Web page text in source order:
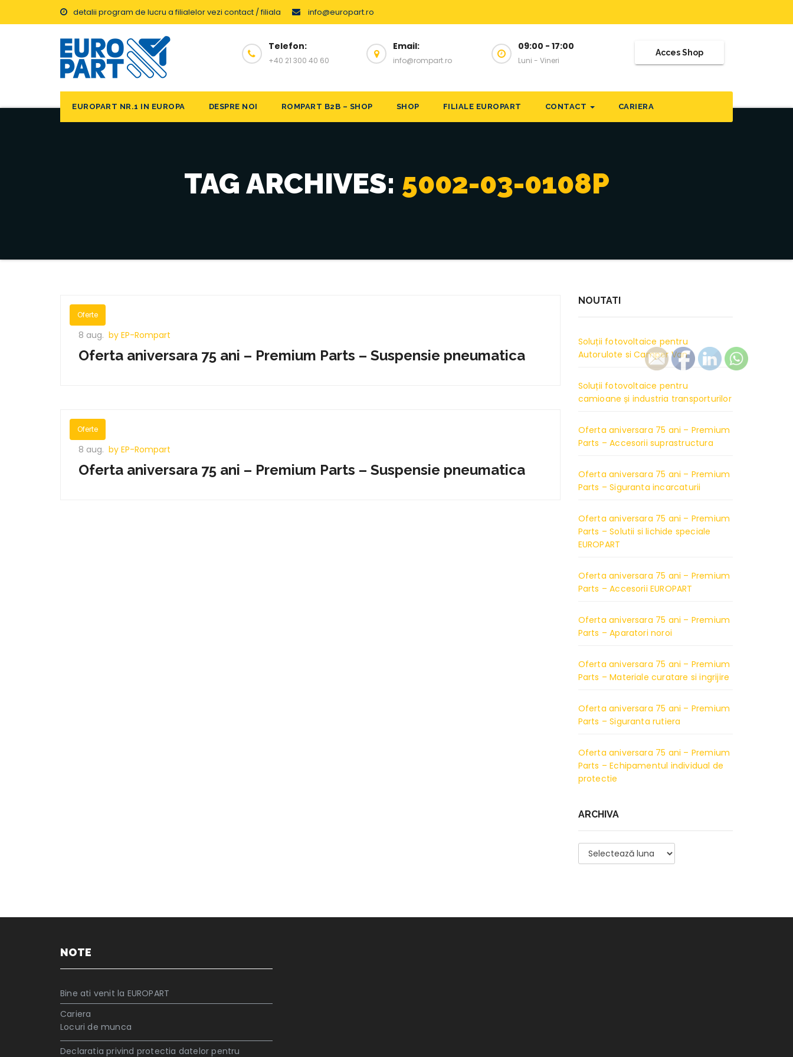
detalii program de lucru a filialelor vezi contact / filiala info@europart.ro
Telefon:
+40 21 300 40 60
Email:
info@rompart.ro
09:00 - 17:00
Luni - Vineri
Acces Shop
EUROPART NR.1 IN EUROPA DESPRE NOI ROMPART B2B – SHOP SHOP FILIALE EUROPART CONTACT CARIERA
TAG ARCHIVES: 5002-03-0108P
Oferte
8 aug. by EP-Rompart
Oferta aniversara 75 ani – Premium Parts – Suspensie pneumatica
Oferte
8 aug. by EP-Rompart
Oferta aniversara 75 ani – Premium Parts – Suspensie pneumatica
NOUTATI
Soluții fotovoltaice pentru
Autorulote si Camper Van
Soluții fotovoltaice pentru
camioane și industria transporturilor
Oferta aniversara 75 ani – Premium
Parts – Accesorii suprastructura
Oferta aniversara 75 ani – Premium
Parts – Siguranta incarcaturii
Oferta aniversara 75 ani – Premium
Parts – Solutii si lichide speciale
EUROPART
Oferta aniversara 75 ani – Premium
Parts – Accesorii EUROPART
Oferta aniversara 75 ani – Premium
Parts – Aparatori noroi
Oferta aniversara 75 ani – Premium
Parts – Materiale curatare si ingrijire
Oferta aniversara 75 ani – Premium
Parts – Siguranta rutiera
Oferta aniversara 75 ani – Premium
Parts – Echipamentul individual de
protectie
ARCHIVA
Archiva
NOTE
Bine ati venit la EUROPART
Cariera
Locuri de munca
Declaratia privind protectia datelor pentru